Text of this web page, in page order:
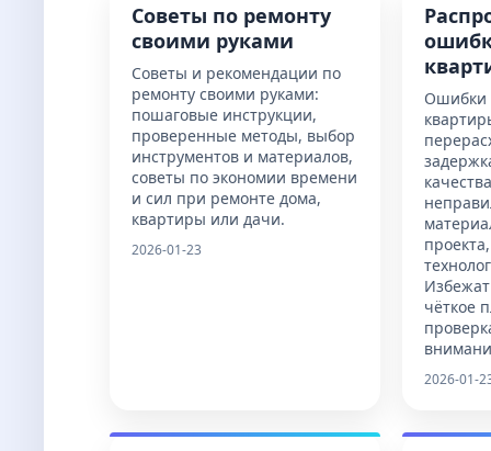
Советы по ремонту
своими руками
Советы и рекомендации по
ремонту своими руками:
пошаговые инструкции,
проверенные методы, выбор
инструментов и материалов,
советы по экономии времени
и сил при ремонте дома,
квартиры или дачи.
2026-01-23
Ошибки
чёткое
2026-01-